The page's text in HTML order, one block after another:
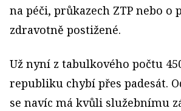
na péči, průkazech ZTP nebo o
zdravotně postižené.
Už nyní z tabulkového počtu
republiku chybí přes padesát.
se navíc má kvůli služebnímu